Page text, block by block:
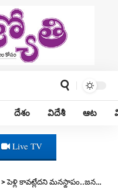
దేశం విదేశీ ఆట
Live TV
>పెళ్లి కావట్లేదని మనస్థాపం..జనగామలో మహిళా కానిస్టేబుల్ ఆత్మహత్య